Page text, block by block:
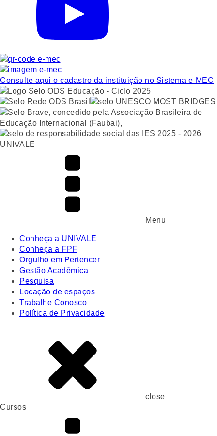
Consulte aqui o cadastro da instituição no Sistema e-MEC
UNIVALE
Menu
Conheça a UNIVALE
Conheça a FPF
Orgulho em Pertencer
Gestão Acadêmica
Pesquisa
Locação de espaços
Trabalhe Conosco
Política de Privacidade
close
Cursos